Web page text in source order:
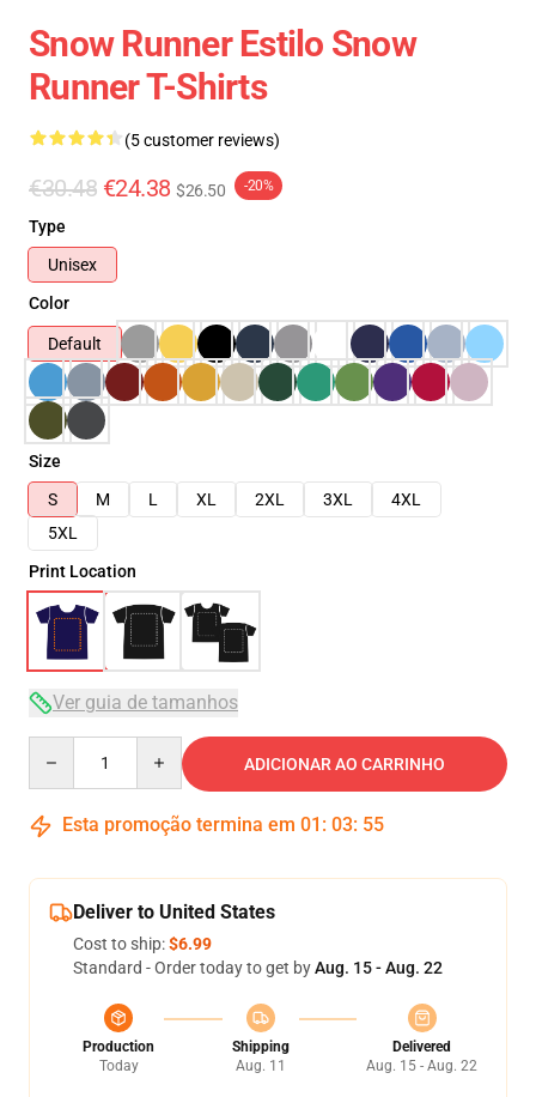
Snow Runner Estilo Snow
Runner T-Shirts
(5 customer reviews)
€30.48 €24.38 $26.50 -20%
Type
Unisex
Color
Default
Size
S
M L XL 2XL 3XL
4XL
5XL
Print Location
Ver guia de tamanhos
ADICIONAR AO CARRINHO
Esta promoção termina em 01 : 03: 54
Deliver to United States
Cost to ship:$6.99
Standard - Order today to get byAug. 15 - Aug. 22
Production
Today
Shipping
Aug. 11
Delivered
Aug. 15 - Aug. 22